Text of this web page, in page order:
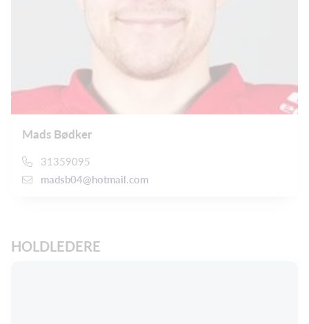
Mads Bødker
31359095
madsb04@hotmail.com
HOLDLEDERE